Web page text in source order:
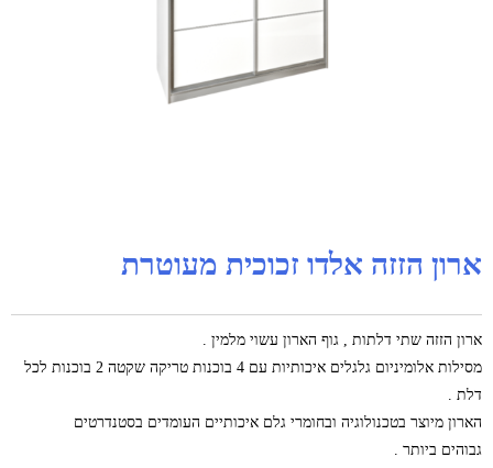
ארון הזזה אלדו זכוכית מעוטרת
ארון הזזה שתי דלתות , גוף הארון עשוי מלמין .
מסילות אלומיניום גלגלים איכותיות עם 4 בוכנות טריקה שקטה 2 בוכנות לכל
דלת .
הארון מיוצר בטכנולוגיה ובחומרי גלם איכותיים העומדים בסטנדרטים
גבוהים ביותר .